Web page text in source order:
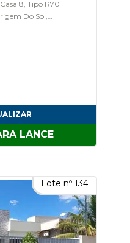
8, Tipo R70
Do Sol,
LANCE
Lote nº 134